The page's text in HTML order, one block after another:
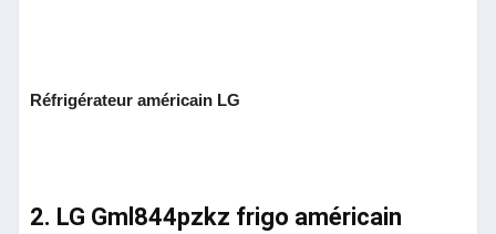
Réfrigérateur américain LG
2. LG Gml844pzkz frigo américain